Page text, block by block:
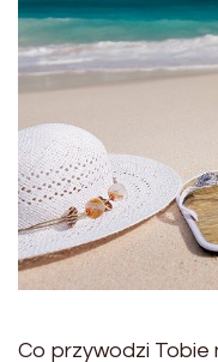
Co przywodzi Tobie